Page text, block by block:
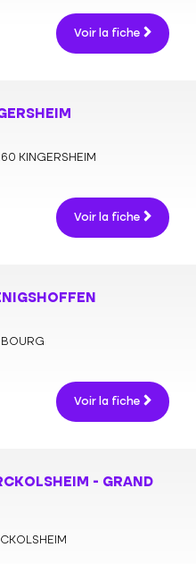
Voir la fiche
KINGERSHEIM
Voir la fiche
Voir la fiche
- GRAND